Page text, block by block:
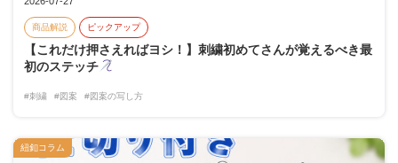
商品解説 ピックアップ
【これだけ押さえればヨシ！】刺繍初めてさんが覚えるべき最
初のステッチ
#刺繍 #図案 #図案の写し方
紐釦コラム